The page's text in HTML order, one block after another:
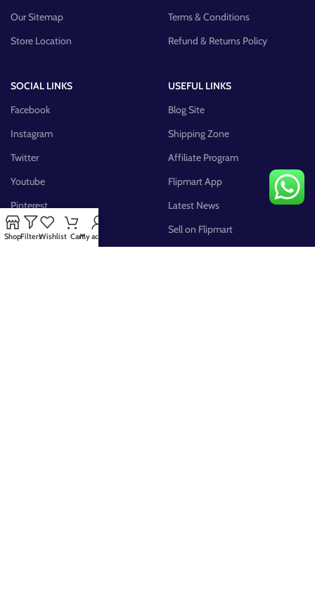
Our Sitemap
Store Location
Terms & Conditions
Refund & Returns Policy
SOCIAL LINKS
Facebook
Instagram
Twitter
Youtube
Pinterest
FB Group
USEFUL LINKS
Blog Site
Shipping Zone
Affiliate Program
Flipmart App
Latest News
Sell on Flipmart
ShopFiltersWishlist CartMy account